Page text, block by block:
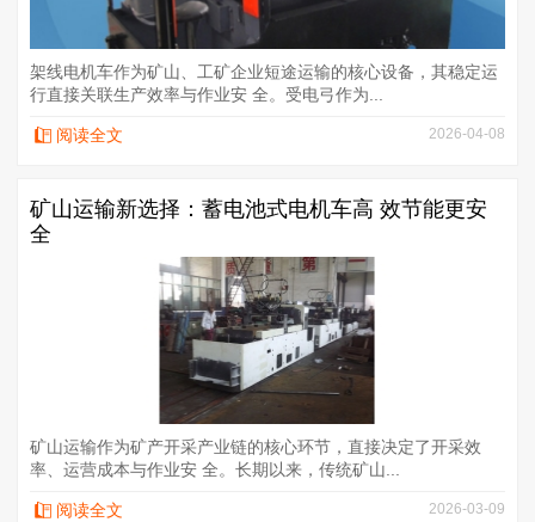
架线电机车作为矿山、工矿企业短途运输的核心设备，其稳定运
行直接关联生产效率与作业安 全。受电弓作为...
阅读全文 2026-04-08
矿山运输新选择：蓄电池式电机车高 效节能更安
全
矿山运输作为矿产开采产业链的核心环节，直接决定了开采效
率、运营成本与作业安 全。长期以来，传统矿山...
阅读全文 2026-03-09